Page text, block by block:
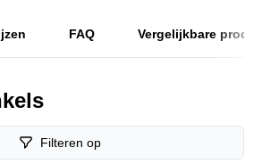
FAQ Vergelijkbare
Filteren op